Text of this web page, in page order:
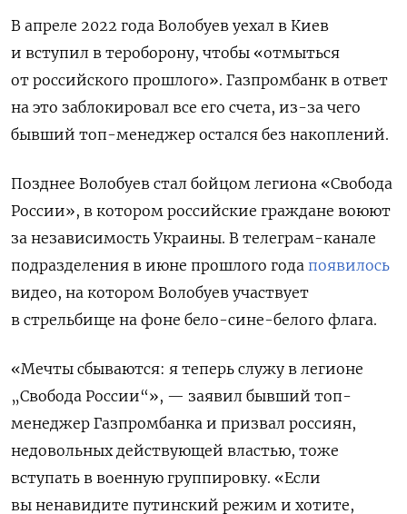
В апреле 2022 года Волобуев уехал в Киев
и вступил в тероборону, чтобы «отмыться
от российского прошлого». Газпромбанк в ответ
на это заблокировал все его счета, из-за чего
бывший топ-менеджер остался без накоплений.
Позднее Волобуев стал бойцом легиона «Свобода
России», в котором российские граждане воюют
за независимость Украины. В телеграм-канале
подразделения в июне прошлого года появилось
видео, на котором Волобуев участвует
в стрельбище на фоне бело-сине-белого флага.
«Мечты сбываются: я теперь служу в легионе
„Свобода России“», — заявил бывший топ-
менеджер Газпромбанка и призвал россиян,
недовольных действующей властью, тоже
вступать в военную группировку. «Если
вы ненавидите путинский режим и хотите,